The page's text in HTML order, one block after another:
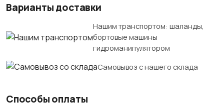
Варианты доставки
Нашим транспортом: шаланды,
бортовые машины
гидроманипулятором
Самовывоз с нашего склада
Способы оплаты